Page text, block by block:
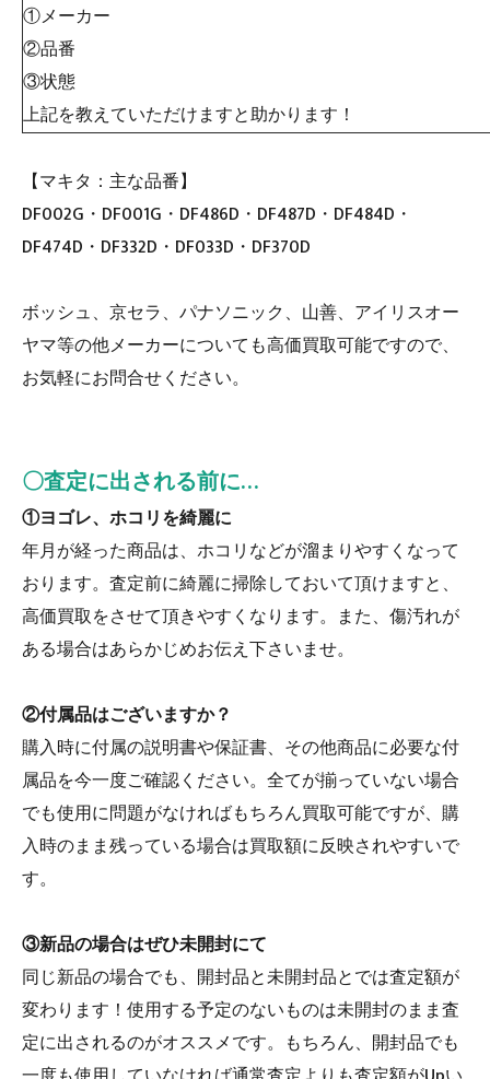
①メーカー
②品番
③状態
上記を教えていただけますと助かります！
【マキタ：主な品番】
DF002G・DF001G・DF486D・DF487D・DF484D・
DF474D・DF332D・DF033D・DF370D
ボッシュ、京セラ、パナソニック、山善、アイリスオー
ヤマ等の他メーカーについても高価買取可能ですので、
お気軽にお問合せください。
〇査定に出される前に…
①ヨゴレ、ホコリを綺麗に
年月が経った商品は、ホコリなどが溜まりやすくなって
おります。査定前に綺麗に掃除しておいて頂けますと、
高価買取をさせて頂きやすくなります。また、傷汚れが
ある場合はあらかじめお伝え下さいませ。
②付属品はございますか？
購入時に付属の説明書や保証書、その他商品に必要な付
属品を今一度ご確認ください。全てが揃っていない場合
でも使用に問題がなければもちろん買取可能ですが、購
入時のまま残っている場合は買取額に反映されやすいで
す。
③新品の場合はぜひ未開封にて
同じ新品の場合でも、開封品と未開封品とでは査定額が
変わります！使用する予定のないものは未開封のまま査
定に出されるのがオススメです。もちろん、開封品でも